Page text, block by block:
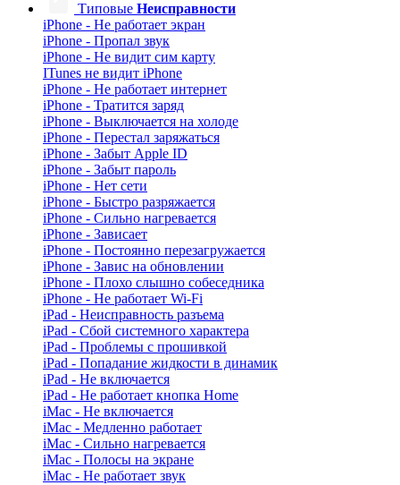
Типовые Неисправности
iPhone - Не работает экран
iPhone - Пропал звук
iPhone - Не видит сим карту
ITunes не видит iPhone
iPhone - Не работает интернет
iPhone - Тратится заряд
iPhone - Выключается на холоде
iPhone - Перестал заряжаться
iPhone - Забыт Apple ID
iPhone - Забыт пароль
iPhone - Нет сети
iPhone - Быстро разряжается
iPhone - Сильно нагревается
iPhone - Зависает
iPhone - Постоянно перезагружается
iPhone - Завис на обновлении
iPhone - Плохо слышно собеседника
iPhone - Не работает Wi-Fi
iPad - Неисправность разъема
iPad - Сбой системного характера
iPad - Проблемы с прошивкой
iPad - Попадание жидкости в динамик
iPad - Не включается
iPad - Не работает кнопка Home
iMac - Не включается
iMac - Медленно работает
iMac - Сильно нагревается
iMac - Полосы на экране
iMac - Не работает звук